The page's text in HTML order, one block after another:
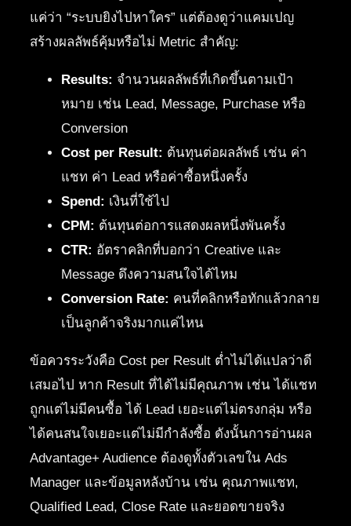
แค่ว่า “ระบบยิงไปหาใคร” แต่ต้องดูว่าแคมเปญ
สร้างผลลัพธ์คุ้มหรือไม่ Metric สำคัญ:
Results: จำนวนผลลัพธ์ที่เกิดขึ้นตามเป้า
หมาย เช่น Lead, Message, Purchase หรือ
Conversion
Cost per Result: ต้นทุนต่อผลลัพธ์ เช่น ค่า
แชท ค่า Lead หรือค่าซื้อหนึ่งครั้ง
Spend: เงินที่ใช้ไป
CPM: ต้นทุนต่อการแสดงผลหนึ่งพันครั้ง
CTR: อัตราคลิกที่บอกว่า Creative และ
Message ดึงความสนใจได้ไหม
Conversion Rate: คนที่คลิกหรือทักแล้วกลาย
เป็นลูกค้าจริงมากแค่ไหน
ข้อควรระวังคือ Cost per Result ต่ำไม่ได้แปลว่าดี
เสมอไป หาก Result ที่ได้ไม่มีคุณภาพ เช่น ได้แชท
ถูกแต่ไม่มีคนซื้อ ได้ Lead เยอะแต่ไม่ตรงกลุ่ม หรือ
ได้คนสนใจเยอะแต่ไม่มีกำลังซื้อ ดังนั้นการอ่านผล
Advantage+ Audience ต้องดูทั้งตัวเลขใน Ads
Manager และข้อมูลหลังบ้าน เช่น คุณภาพแชท,
Qualified Lead, Close Rate และยอดขายจริง